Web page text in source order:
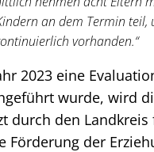
an dem Termin teil,
vorhanden.“
2023 eine
wurde, wird
durch den Landkreis
Förderung der